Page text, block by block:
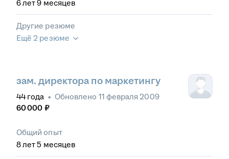
6лет 9 месяцев
Другие резюме
Ещё 2 резюме
зам. директора по маркетингу
44 года • Обновлено 11 февраля 2009
60 000 ₽
Общий опыт
8лет 5 месяцев